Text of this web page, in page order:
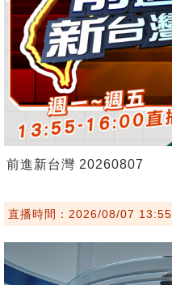
前進新台灣 20260807
直播時間：2026/08/07 13:55